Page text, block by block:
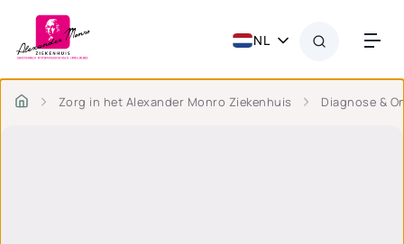
NL
Zorg in het Alexander Monro Ziekenhuis Diagnose &